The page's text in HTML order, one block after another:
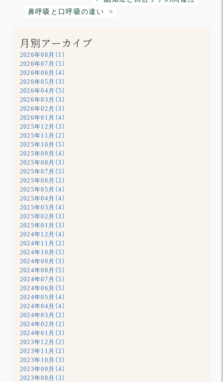
鼻呼吸と口呼吸の違い >
月別アーカイブ
2026年08月（1）
2026年07月（5）
2026年06月（4）
2026年05月（3）
2026年04月（5）
2026年03月（3）
2026年02月（3）
2026年01月（4）
2025年12月（3）
2025年11月（2）
2025年10月（5）
2025年09月（4）
2025年08月（3）
2025年07月（5）
2025年06月（2）
2025年05月（4）
2025年04月（4）
2025年03月（4）
2025年02月（3）
2025年01月（3）
2024年12月（4）
2024年11月（2）
2024年10月（5）
2024年09月（3）
2024年08月（5）
2024年07月（5）
2024年06月（5）
2024年05月（4）
2024年04月（4）
2024年03月（2）
2024年02月（2）
2024年01月（3）
2023年12月（2）
2023年11月（2）
2023年10月（3）
2023年09月（4）
2023年08月（3）